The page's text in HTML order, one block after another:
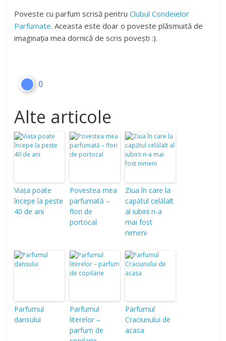
Poveste cu parfum scrisă pentruClubul Condeielor
Parfumate. Aceasta este doar o poveste plăsmuită de
imaginația mea dornică de scris povești :).
0
Alte articole
Viața poate
începe la peste
40 de ani
Povestea mea
parfumată –
flori de
portocal
Ziua în care la
capătul celălalt
al iubirii n-a
mai fost
nimeni
Parfumul
dansului
Parfumul
literelor –
parfum de
Parfumul
Craciunului de
acasa